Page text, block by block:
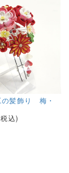
の髪飾り 梅・
込)